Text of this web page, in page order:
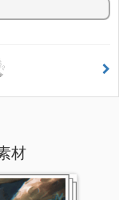
材